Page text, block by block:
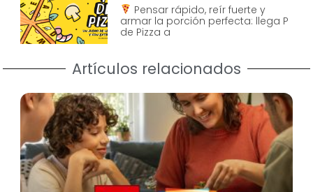
Pensar rápido, reír fuerte y
armar la porción perfecta: llega P
de Pizza a
Artículos relacionados